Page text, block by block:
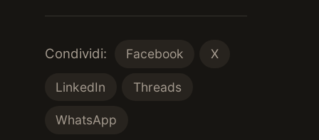
Condividi: Facebook X
LinkedIn Threads
WhatsApp